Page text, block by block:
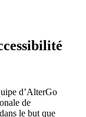
d’AlterGo
de
le but que